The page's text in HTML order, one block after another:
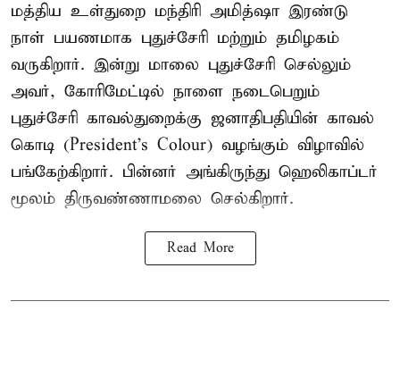
மத்திய உள்துறை மந்திரி அமித்ஷா இரண்டு
நாள் பயணமாக புதுச்சேரி மற்றும் தமிழகம்
வருகிறார். இன்று மாலை புதுச்சேரி செல்லும்
அவர், கோரிமேட்டில் நாளை நடைபெறும்
புதுச்சேரி காவல்துறைக்கு ஜனாதிபதியின் காவல்
கொடி (President's Colour) வழங்கும் விழாவில்
பங்கேற்கிறார். பின்னர் அங்கிருந்து ஹெலிகாப்டர்
மூலம் திருவண்ணாமலை செல்கிறார்.
Read More